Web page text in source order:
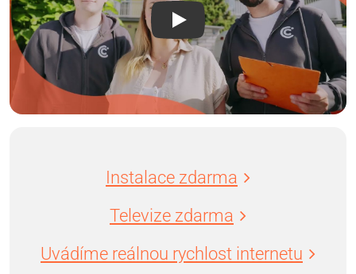
Instalace zdarma
Televize zdarma
Uvádíme reálnou rychlost internetu